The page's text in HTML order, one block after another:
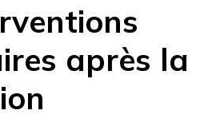
après la